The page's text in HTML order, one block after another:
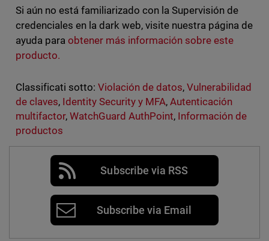
Si aún no está familiarizado con la Supervisión de
credenciales en la dark web, visite nuestra página de
ayuda para obtener más información sobre este
producto.
Classificati sotto: Violación de datos,Vulnerabilidad
de claves, Identity Security y MFA,Autenticación
multifactor, WatchGuard AuthPoint, Información de
productos
Subscribe via RSS
Subscribe via Email